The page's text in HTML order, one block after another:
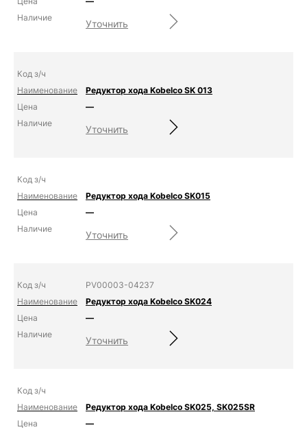
Уточнить
Редуктор хода Kobelco SK 013
—
Уточнить
Редуктор хода Kobelco SK015
—
Уточнить
PV00003-04237
Редуктор хода Kobelco SK024
—
Уточнить
Редуктор хода Kobelco SK025, SK025SR
—